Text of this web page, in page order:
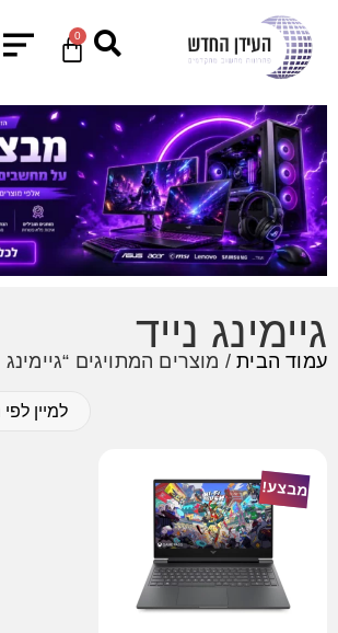
0
גיימינג נייד
עמוד הבית/ מוצרים המתויגים “גיימינג
מבצע!